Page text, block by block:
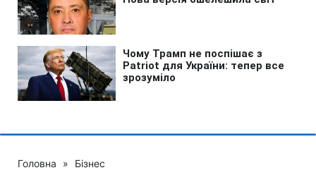
Головна » Бізнес